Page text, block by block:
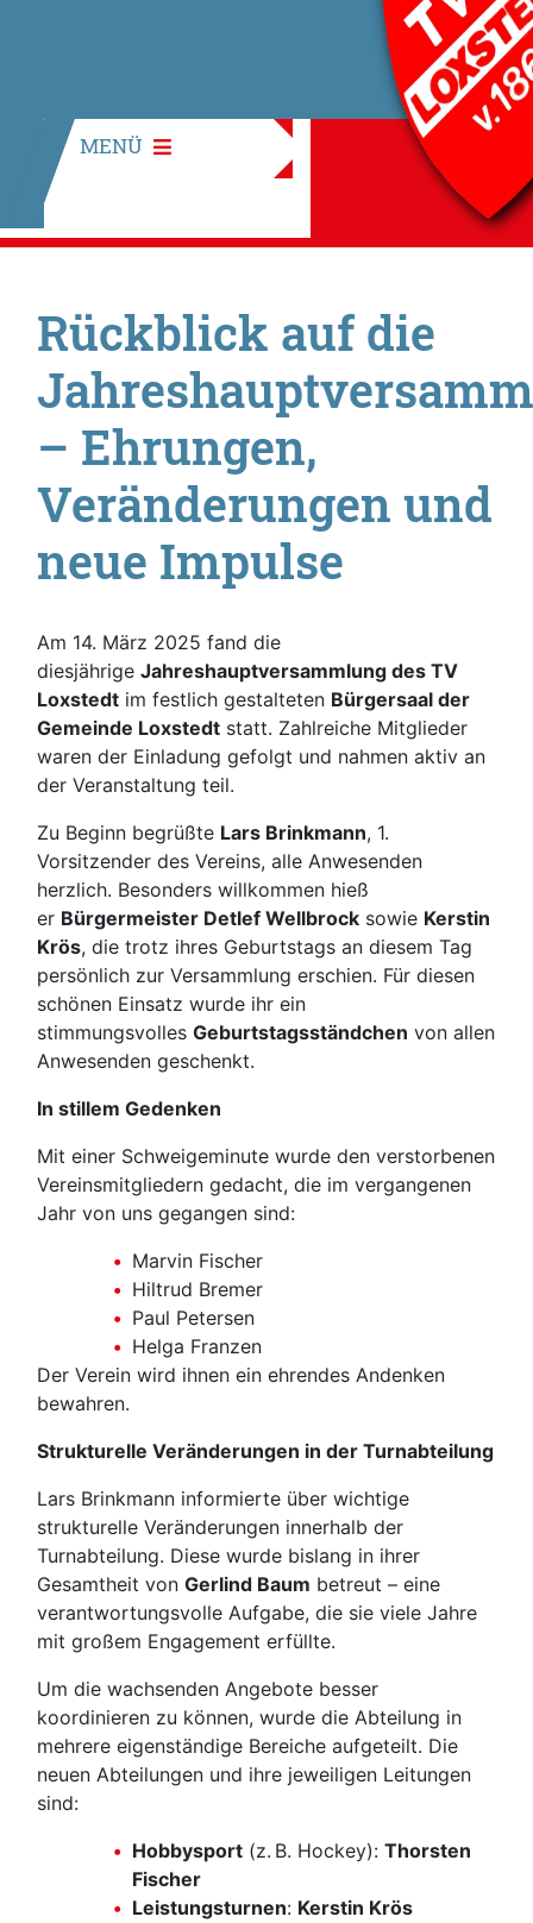
MENÜ
Rückblick auf die
– Ehrungen,
Veränderungen und
neue Impulse
Am 14. März 2025 fand die
diesjährige Jahreshauptversammlung des TV
Loxstedt im festlich gestalteten Bürgersaal der
Gemeinde Loxstedt statt. Zahlreiche Mitglieder
waren der Einladung gefolgt und nahmen aktiv an
der Veranstaltung teil.
Zu Beginn begrüßte Lars Brinkmann, 1.
Vorsitzender des Vereins, alle Anwesenden
herzlich. Besonders willkommen hieß
er Bürgermeister Detlef Wellbrock sowie Kerstin
Krös, die trotz ihres Geburtstags an diesem Tag
persönlich zur Versammlung erschien. Für diesen
schönen Einsatz wurde ihr ein
stimmungsvolles Geburtstagsständchen von allen
Anwesenden geschenkt.
In stillem Gedenken
Mit einer Schweigeminute wurde den verstorbenen
Vereinsmitgliedern gedacht, die im vergangenen
Jahr von uns gegangen sind:
Marvin Fischer
Hiltrud Bremer
Paul Petersen
Helga Franzen
Der Verein wird ihnen ein ehrendes Andenken
bewahren.
Strukturelle Veränderungen in der Turnabteilung
Lars Brinkmann informierte über wichtige
strukturelle Veränderungen innerhalb der
Turnabteilung. Diese wurde bislang in ihrer
Gesamtheit von Gerlind Baum betreut – eine
verantwortungsvolle Aufgabe, die sie viele Jahre
mit großem Engagement erfüllte.
Um die wachsenden Angebote besser
koordinieren zu können, wurde die Abteilung in
mehrere eigenständige Bereiche aufgeteilt. Die
neuen Abteilungen und ihre jeweiligen Leitungen
sind:
Hobbysport (z. B. Hockey): Thorsten
Fischer
Leistungsturnen: Kerstin Krös